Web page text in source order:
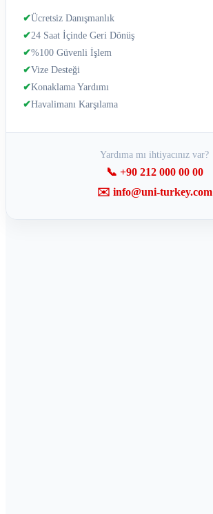
✔Ücretsiz Danışmanlık
✔24 Saat İçinde Geri Dönüş
✔%100 Güvenli İşlem
✔Vize Desteği
✔Konaklama Yardımı
✔Havalimanı Karşılama
Yardıma mı ihtiyacınız var?
📞 +90 212 000 00 00
✉️ info@uni-turkey.com